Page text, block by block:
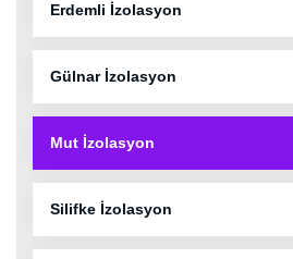
Erdemli İzolasyon
Gülnar İzolasyon
Mut İzolasyon
Silifke İzolasyon